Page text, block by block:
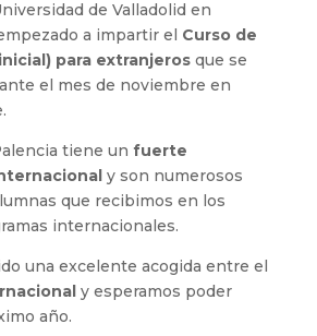
de Valladolid en
a impartir el Curso de
para extranjerosque se
el mes de noviembre en
tiene un fuerte
y son numerosos
que recibimos en los
internacionales.
una excelente acogida entre el
y esperamos poder
año.